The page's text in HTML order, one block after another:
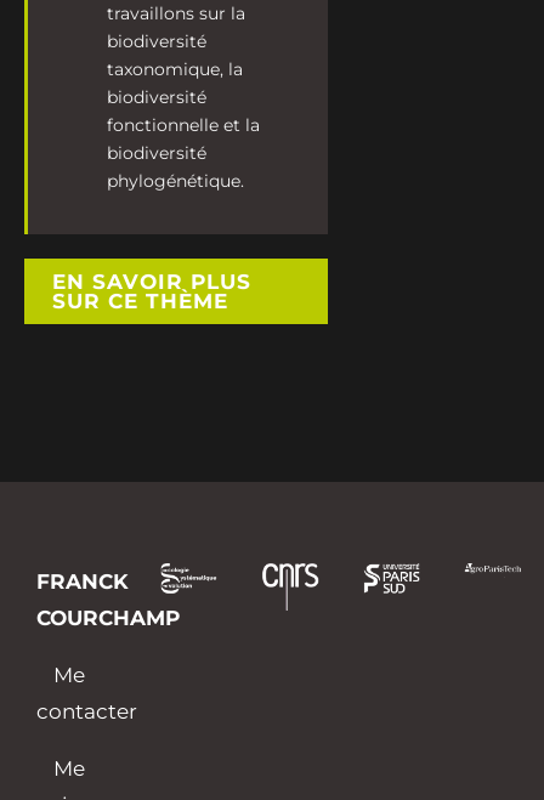
travaillons sur la
biodiversité
taxonomique, la
biodiversité
fonctionnelle et la
biodiversité
phylogénétique.
EN SAVOIR PLUS
SUR CE THÈME
FRANCK
COURCHAMP
Me
contacter
Me